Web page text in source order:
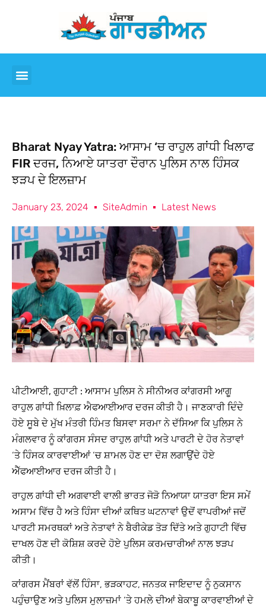
Bharat Nyay Yatra: ਆਸਾਮ ‘ਚ ਰਾਹੁਲ ਗਾਂਧੀ ਖਿਲਾਫ
FIR ਦਰਜ, ਨਿਆਏ ਯਾਤਰਾ ਦੌਰਾਨ ਪੁਲਿਸ ਨਾਲ ਹਿੰਸਕ
ਝੜਪ ਦੇ ਇਲਜ਼ਾਮ
January 23, 2024 SiteAdmin Latest News
ਪੀਟੀਆਈ, ਗੁਹਾਟੀ : ਆਸਾਮ ਪੁਲਿਸ ਨੇ ਸੀਨੀਅਰ ਕਾਂਗਰਸੀ ਆਗੂ
ਰਾਹੁਲ ਗਾਂਧੀ ਖ਼ਿਲਾਫ਼ ਐਫਆਈਆਰ ਦਰਜ ਕੀਤੀ ਹੈ। ਜਾਣਕਾਰੀ ਦਿੰਦੇ
ਹੋਏ ਸੂਬੇ ਦੇ ਮੁੱਖ ਮੰਤਰੀ ਹਿੰਮਤ ਬਿਸਵਾ ਸਰਮਾ ਨੇ ਦੱਸਿਆ ਕਿ ਪੁਲਿਸ ਨੇ
ਮੰਗਲਵਾਰ ਨੂੰ ਕਾਂਗਰਸ ਸੰਸਦ ਰਾਹੁਲ ਗਾਂਧੀ ਅਤੇ ਪਾਰਟੀ ਦੇ ਹੋਰ ਨੇਤਾਵਾਂ
‘ਤੇ ਹਿੰਸਕ ਕਾਰਵਾਈਆਂ ‘ਚ ਸ਼ਾਮਲ ਹੋਣ ਦਾ ਦੋਸ਼ ਲਗਾਉਂਦੇ ਹੋਏ
ਐੱਫਆਈਆਰ ਦਰਜ ਕੀਤੀ ਹੈ।
ਰਾਹੁਲ ਗਾਂਧੀ ਦੀ ਅਗਵਾਈ ਵਾਲੀ ਭਾਰਤ ਜੋੜੋ ਨਿਆਯਾ ਯਾਤਰਾ ਇਸ ਸਮੇਂ
ਅਸਾਮ ਵਿੱਚ ਹੈ ਅਤੇ ਹਿੰਸਾ ਦੀਆਂ ਕਥਿਤ ਘਟਨਾਵਾਂ ਉਦੋਂ ਵਾਪਰੀਆਂ ਜਦੋਂ
ਪਾਰਟੀ ਸਮਰਥਕਾਂ ਅਤੇ ਨੇਤਾਵਾਂ ਨੇ ਬੈਰੀਕੇਡ ਤੋੜ ਦਿੱਤੇ ਅਤੇ ਗੁਹਾਟੀ ਵਿੱਚ
ਦਾਖਲ ਹੋਣ ਦੀ ਕੋਸ਼ਿਸ਼ ਕਰਦੇ ਹੋਏ ਪੁਲਿਸ ਕਰਮਚਾਰੀਆਂ ਨਾਲ ਝੜਪ
ਕੀਤੀ।
ਕਾਂਗਰਸ ਮੈਂਬਰਾਂ ਵੱਲੋਂ ਹਿੰਸਾ, ਭੜਕਾਹਟ, ਜਨਤਕ ਜਾਇਦਾਦ ਨੂੰ ਨੁਕਸਾਨ
ਪਹੁੰਚਾਉਣ ਅਤੇ ਪੁਲਿਸ ਮੁਲਾਜ਼ਮਾਂ ‘ਤੇ ਹਮਲੇ ਦੀਆਂ ਬੇਕਾਬੂ ਕਾਰਵਾਈਆਂ ਦੇ